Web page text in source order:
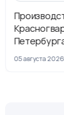
рамках
05 августа 2026